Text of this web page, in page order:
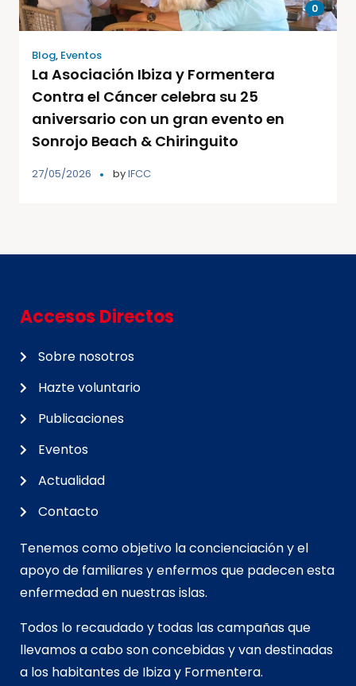
0
Blog, Eventos
La Asociación Ibiza y Formentera
Contra el Cáncer celebra su 25
aniversario con un gran evento en
Sonrojo Beach & Chiringuito
27/05/2026 byIFCC
Accesos Directos
Sobre nosotros
Hazte voluntario
Publicaciones
Eventos
Actualidad
Contacto
Tenemos como objetivo la concienciación y el
apoyo de familiares y enfermos que padecen esta
enfermedad en nuestras islas.
Todos lo recaudado y todas las campañas que
llevamos a cabo son concebidas y van destinadas
a los habitantes de Ibiza y Formentera.